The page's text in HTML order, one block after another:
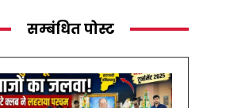
सम्बंधित पोस्ट